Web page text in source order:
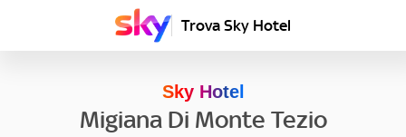
Trova Sky Hotel
Sky Hotel
Migiana Di Monte Tezio